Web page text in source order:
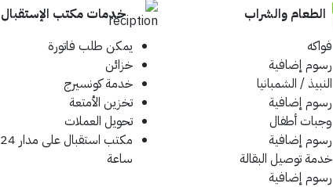
الطعام والشراب
فواكه
رسوم إضافية
النبيذ / الشمبانيا
رسوم إضافية
وجبات أطفال
رسوم إضافية
خدمة توصيل البقالة
رسوم إضافية
خدمات مكتب الإستقبال
يمكن طلب فاتورة
خزائن
خدمة كونسيرج
تخزين الأمتعة
تحويل العملات
مكتب استقبال على مدار 24
ساعة